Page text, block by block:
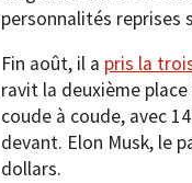
personnalités reprises
Fin août, il a pris la
ravit la deuxième
coude à coude, avec
devant. Elon Musk, le
dollars.